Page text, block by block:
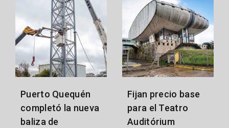
Puerto Quequén
completó la nueva
baliza de
Fijan precio base
para el Teatro
Auditórium